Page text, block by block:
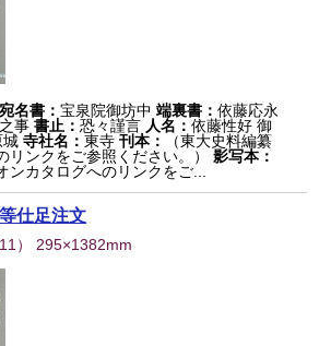
宛名書：宝泉院御坊中 端裏書：依藤応永
事 書止：恐々謹言 人名：依藤性好 御
城 寺社名：東寺 刊本：
（東大史料編纂
リンクをご参照ください。）
影写本：
ンカタログへのリンクをご...
仕足注文
） 295×1382mm